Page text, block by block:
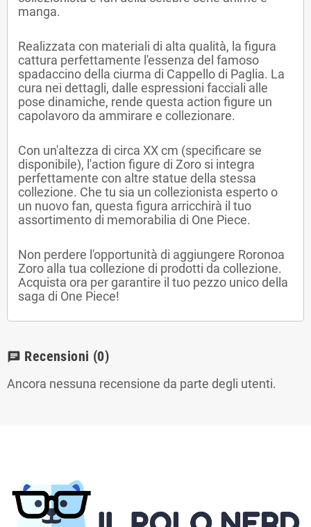
manga.
Realizzata con materiali di alta qualità, la figura
cattura perfettamente l'essenza del famoso
spadaccino della ciurma di Cappello di Paglia. La
cura nei dettagli, dalle espressioni facciali alle
pose dinamiche, rende questa action figure un
capolavoro da ammirare e collezionare.
Con un'altezza di circa XX cm (specificare se
disponibile), l'action figure di Zoro si integra
perfettamente con altre statue della stessa
collezione. Che tu sia un collezionista esperto o
un nuovo fan, questa figura arricchirà il tuo
assortimento di memorabilia di One Piece.
Non perdere l'opportunità di aggiungere Roronoa
Zoro alla tua collezione di prodotti da collezione.
Acquista ora per garantire il tuo pezzo unico della
saga di One Piece!
chat Recensioni (0)
Ancora nessuna recensione da parte degli utenti.